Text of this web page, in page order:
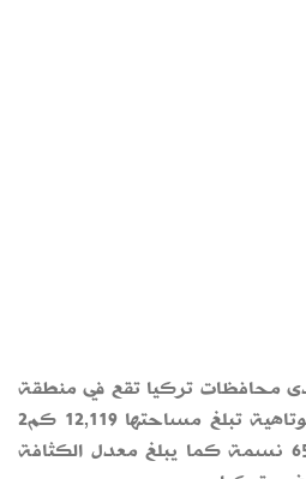
محافظات تركيا تقع في منطقة
إيجة. عاصمتها مدينة كوتاهية تبلغ مساحتها 12,119 كم2
ويبلغ عدد سكانها 656,903 نسمة كما يبلغ معدل الكثافة